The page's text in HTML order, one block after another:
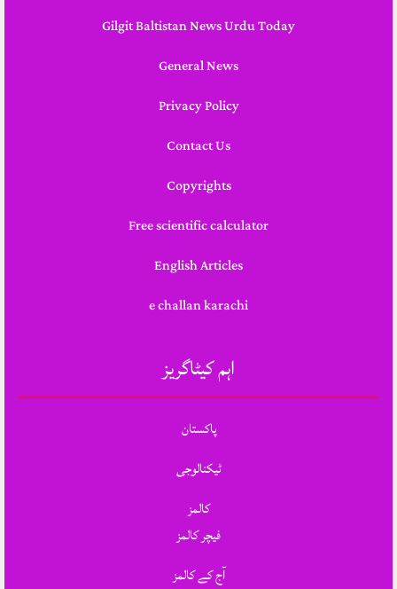
Gilgit Baltistan News Urdu Today
General News
Privacy Policy
Contact Us
Copyrights
Free scientific calculator
English Articles
e challan karachi
اہم کیٹاگریز
پاکستان
ٹیکنالوجی
کالمز
فیچر کالمز
آج کے کالمز